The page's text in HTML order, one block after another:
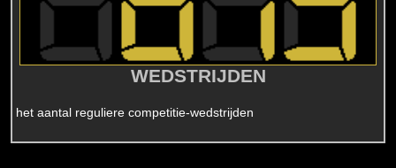
WEDSTRIJDEN
het aantal reguliere competitie-wedstrijden